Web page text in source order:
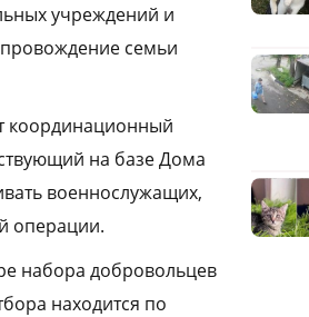
учреждений и
семьи
координационный
на базе Дома
военнослужащих,
операции.
набора добровольцев
находится по